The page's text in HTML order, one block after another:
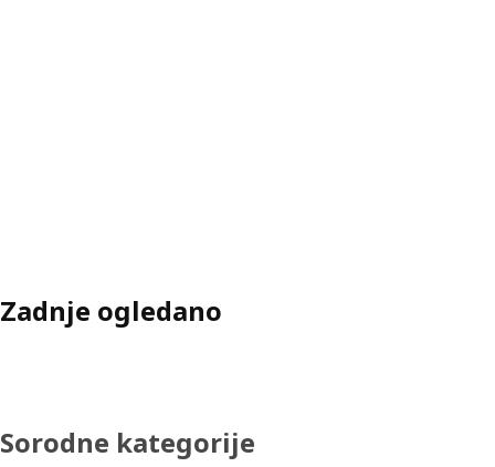
Zadnje ogledano
Sorodne kategorije